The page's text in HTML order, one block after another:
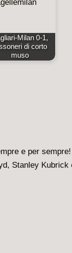
Milan 0-1,
di corto
muso
e per
Stanley